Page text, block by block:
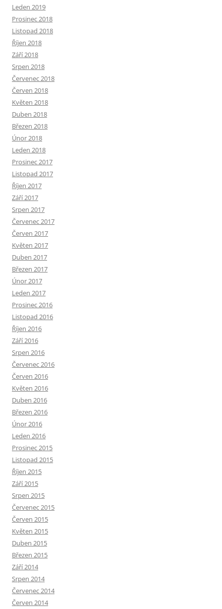
Leden 2019
Prosinec 2018
Listopad 2018
Říjen 2018
Září 2018
Srpen 2018
Červenec 2018
Červen 2018
Květen 2018
Duben 2018
Březen 2018
Únor 2018
Leden 2018
Prosinec 2017
Listopad 2017
Říjen 2017
Září 2017
Srpen 2017
Červenec 2017
Červen 2017
Květen 2017
Duben 2017
Březen 2017
Únor 2017
Leden 2017
Prosinec 2016
Listopad 2016
Říjen 2016
Září 2016
Srpen 2016
Červenec 2016
Červen 2016
Květen 2016
Duben 2016
Březen 2016
Únor 2016
Leden 2016
Prosinec 2015
Listopad 2015
Říjen 2015
Září 2015
Srpen 2015
Červenec 2015
Červen 2015
Květen 2015
Duben 2015
Březen 2015
Září 2014
Srpen 2014
Červenec 2014
Červen 2014